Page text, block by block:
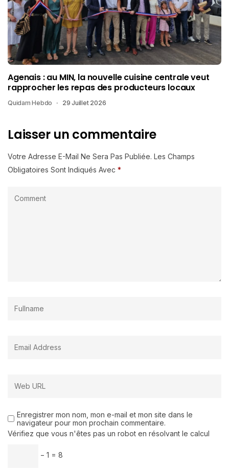
Agenais : au MIN, la nouvelle cuisine centrale veut
rapprocher les repas des producteurs locaux
Quidam Hebdo 29 Juillet 2026
Laisser un commentaire
Votre Adresse E-Mail Ne Sera Pas Publiée. Les Champs
Obligatoires Sont Indiqués Avec *
Enregistrer mon nom, mon e-mail et mon site dans le
navigateur pour mon prochain commentaire.
Vérifiez que vous n'êtes pas un robot en résolvant le calcul
− 1 = 8